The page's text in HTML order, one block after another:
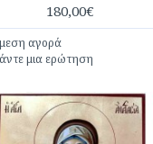
180,00€
αγορά
μια ερώτηση